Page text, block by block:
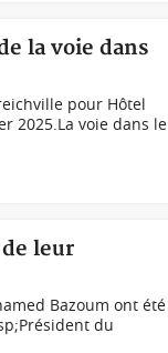
la voie dans
pour Hôtel
2025.La voie dans le
leur
Bazoum ont été
du